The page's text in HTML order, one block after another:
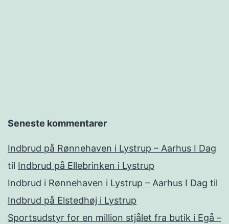
Seneste kommentarer
Indbrud på Rønnehaven i Lystrup – Aarhus I Dag
til Indbrud på Ellebrinken i Lystrup
Indbrud i Rønnehaven i Lystrup – Aarhus I Dag til
Indbrud på Elstedhøj i Lystrup
Sportsudstyr for en million stjålet fra butik i Egå –